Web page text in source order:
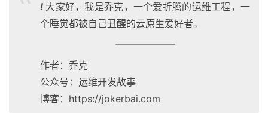
! 大家好，我是乔克，一个爱折腾的运维工程，一
个睡觉都被自己丑醒的云原生爱好者。
作者：乔克
公众号：运维开发故事
博客：https://jokerbai.com